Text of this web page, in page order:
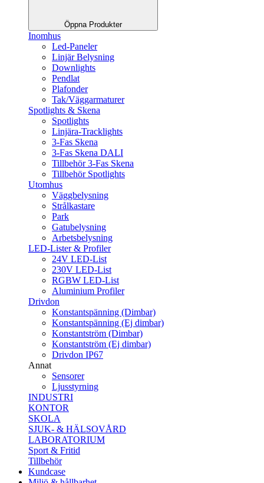
Öppna Produkter
Inomhus
Led-Paneler
Linjär Belysning
Downlights
Pendlat
Plafonder
Tak/Väggarmaturer
Spotlights & Skena
Spotlights
Linjära-Tracklights
3-Fas Skena
3-Fas Skena DALI
Tillbehör 3-Fas Skena
Tillbehör Spotlights
Utomhus
Väggbelysning
Strålkastare
Park
Gatubelysning
Arbetsbelysning
LED-Lister & Profiler
24V LED-List
230V LED-List
RGBW LED-List
Aluminium Profiler
Drivdon
Konstantspänning (Dimbar)
Konstantspänning (Ej dimbar)
Konstantström (Dimbar)
Konstantström (Ej dimbar)
Drivdon IP67
Annat
Sensorer
Ljusstyrning
INDUSTRI
KONTOR
SKOLA
SJUK- & HÄLSOVÅRD
LABORATORIUM
Sport & Fritid
Tillbehör
Kundcase